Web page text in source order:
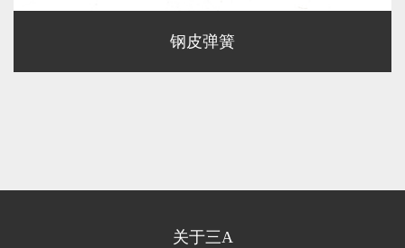
钢皮弹簧
关于三A